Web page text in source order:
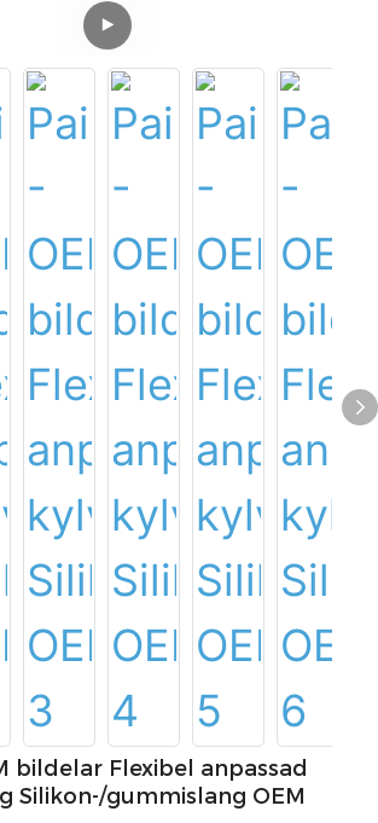
bildelar Flexibel anpassad
Silikon-/gummislang OEM